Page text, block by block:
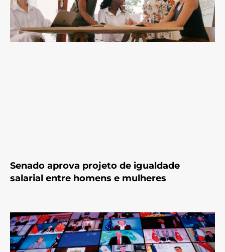
Senado aprova projeto de igualdade
salarial entre homens e mulheres